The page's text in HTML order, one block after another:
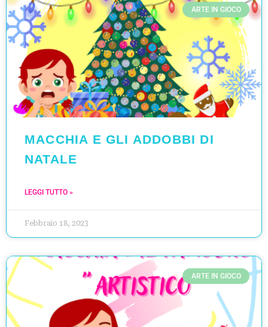
ARTE IN GIOCO
MACCHIA E GLI ADDOBBI DI
NATALE
LEGGI TUTTO »
Febbraio 18, 2023
ARTE IN GIOCO